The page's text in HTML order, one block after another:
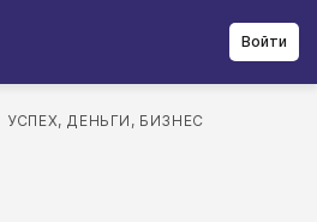
Войти
УСПЕХ, ДЕНЬГИ, БИЗНЕС